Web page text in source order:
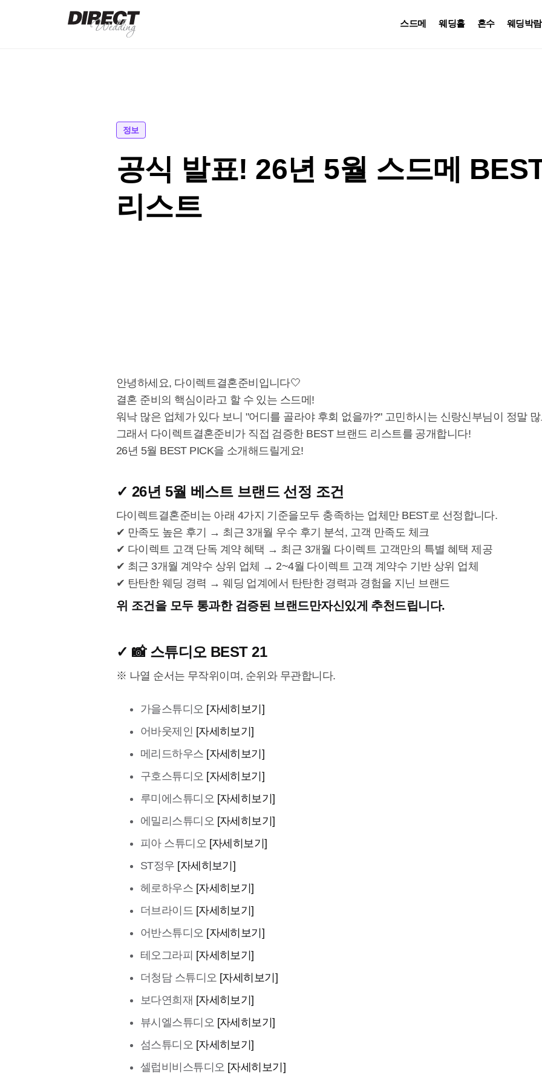
스드메 웨딩홀 혼수 웨딩박
정보
공식 발표! 26년 5월 스드메
리스트
안녕하세요, 다이렉트결혼준비입니다🤍
결혼 준비의 핵심이라고 할 수 있는 스드메!
워낙 많은 업체가 있다 보니 "어디를 골라야 후회 없을까?" 고민하시는 신랑신부님이 정말
그래서 다이렉트결혼준비가 직접 검증한 BEST 브랜드 리스트를 공개합니다!
26년 5월 BEST PICK을 소개해드릴게요!
✓ 26년 5월 베스트 브랜드 선정 조건
다이렉트결혼준비는 아래 4가지 기준을모두 충족하는 업체만 BEST로 선정합니다.
✔ 만족도 높은 후기 → 최근 3개월 우수 후기 분석, 고객 만족도 체크
✔ 다이렉트 고객 단독 계약 혜택 → 최근 3개월 다이렉트 고객만의 특별 혜택 제공
✔ 최근 3개월 계약수 상위 업체 → 2~4월 다이렉트 고객 계약수 기반 상위 업체
✔ 탄탄한 웨딩 경력 → 웨딩 업계에서 탄탄한 경력과 경험을 지닌 브랜드
위 조건을 모두 통과한 검증된 브랜드만자신있게 추천드립니다.
✓ 📸 스튜디오 BEST 21
※ 나열 순서는 무작위이며, 순위와 무관합니다.
가을스튜디오 [자세히보기]
어바웃제인 [자세히보기]
메리드하우스 [자세히보기]
구호스튜디오 [자세히보기]
루미에스튜디오 [자세히보기]
에밀리스튜디오 [자세히보기]
피아 스튜디오 [자세히보기]
ST정우 [자세히보기]
헤로하우스 [자세히보기]
더브라이드 [자세히보기]
어반스튜디오 [자세히보기]
테오그라피 [자세히보기]
더청담 스튜디오 [자세히보기]
보다연희재 [자세히보기]
뷰시엘스튜디오 [자세히보기]
섬스튜디오 [자세히보기]
셀럽비비스튜디오 [자세히보기]